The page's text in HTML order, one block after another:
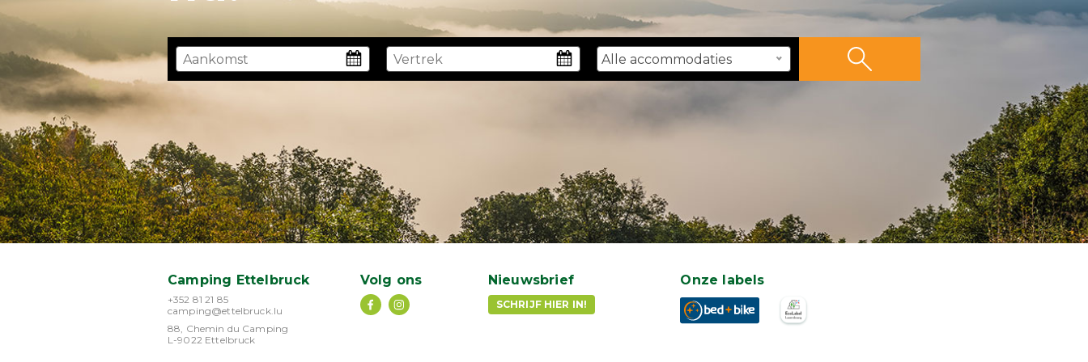
Alle accommodaties
Camping Ettelbruck
+352 81 21 85
camping@ettelbruck.lu
88, Chemin du Camping
L-9022 Ettelbruck
Volg ons Nieuwsbrief
SCHRIJF HIER IN!
Onze labels